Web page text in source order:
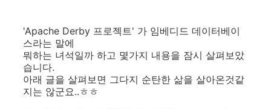
'Apache Derby 프로젝트' 가 임베디드 데이터베이
스라는 말에
뭐하는 녀석일까 하고 몇가지 내용을 잠시 살펴보았
습니다.
아래 글을 살펴보면 그다지 순탄한 삶을 살아온것같
지는 않군요..ㅎㅎ